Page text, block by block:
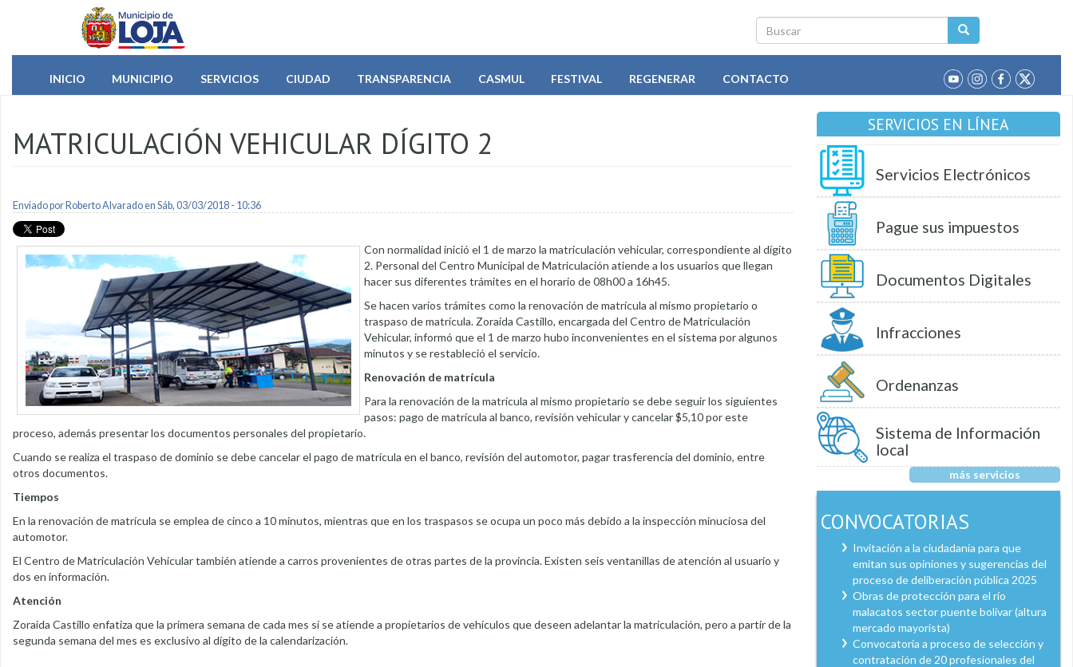
Pasar al contenido principal
Buscar
INICIO
MUNICIPIO SERVICIOS CIUDAD TRANSPARENCIA CASMUL FESTIVAL REGENERAR CONTACTO
MATRICULACIÓN VEHICULAR DÍGITO 2
Enviado por Roberto Alvaradoen Sáb, 03/03/2018 - 10:36
Con normalidad inició el 1 de marzo la matriculación vehicular, correspondiente al dígito
2. Personal del Centro Municipal de Matriculación atiende a los usuarios que llegan
hacer sus diferentes trámites en el horario de 08h00 a 16h45.
Se hacen varios trámites como la renovación de matrícula al mismo propietario o
traspaso de matrícula. Zoraida Castillo, encargada del Centro de Matriculación
Vehicular, informó que el 1 de marzo hubo inconvenientes en el sistema por algunos
minutos y se restableció el servicio.
Renovación de matrícula
Para la renovación de la matrícula al mismo propietario se debe seguir los siguientes
pasos: pago de matrícula al banco, revisión vehicular y cancelar $5,10 por este
proceso, además presentar los documentos personales del propietario.
Cuando se realiza el traspaso de dominio se debe cancelar el pago de matrícula en el banco, revisión del automotor, pagar trasferencia del dominio, entre
otros documentos.
Tiempos
En la renovación de matrícula se emplea de cinco a 10 minutos, mientras que en los traspasos se ocupa un poco más debido a la inspección minuciosa del
automotor.
El Centro de Matriculación Vehicular también atiende a carros provenientes de otras partes de la provincia. Existen seis ventanillas de atención al usuario y
dos en información.
Atención
Zoraida Castillo enfatiza que la primera semana de cada mes sí se atiende a propietarios de vehículos que deseen adelantar la matriculación, pero a partir de la
segunda semana del mes es exclusivo al dígito de la calendarización.
SERVICIOS EN LÍNEA
Servicios Electrónicos
Pague sus impuestos
Documentos Digitales
Infracciones
Ordenanzas
Sistema de Información
local
más servicios
CONVOCATORIAS
Invitación a la ciudadanía para que
emitan sus opiniones y sugerencias del
proceso de deliberación pública 2025
Obras de protección para el río
malacatos sector puente bolívar (altura
mercado mayorista)
Convocatoria a proceso de selección y
contratación de 20 profesionales del